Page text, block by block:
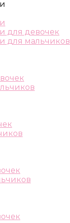
для девочек
для мальчиков